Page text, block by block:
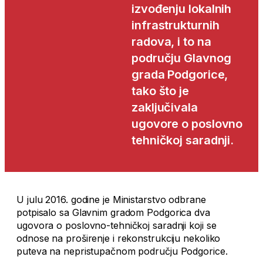
izvođenju lokalnih
infrastrukturnih
radova, i to na
području Glavnog
grada Podgorice,
tako što je
zaključivala
ugovore o poslovno
tehničkoj saradnji.
U julu 2016. godine je Ministarstvo odbrane
potpisalo sa Glavnim gradom Podgorica dva
ugovora o poslovno-tehničkoj saradnji koji se
odnose na proširenje i rekonstrukciju nekoliko
puteva na nepristupačnom području Podgorice.